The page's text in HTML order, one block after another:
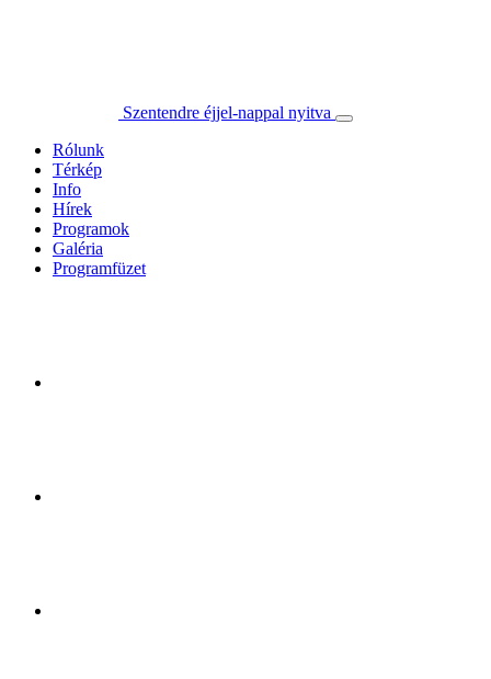
Szentendre éjjel-nappal nyitva
Rólunk
Térkép
Info
Hírek
Programok
Galéria
Programfüzet